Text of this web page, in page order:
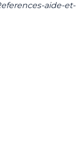
aide-et-